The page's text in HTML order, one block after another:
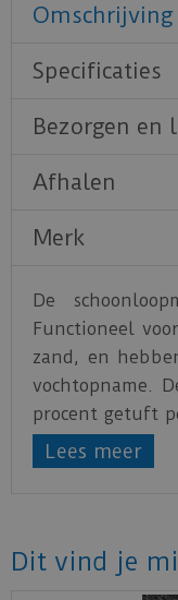
Omschrijving
Specificaties
Bezorgen en
Afhalen
Merk
De
Functioneel
zand, en
vochtopname.
procent getuft
hebben een
vrij is, treedt er
Lees meer
Dit vind je